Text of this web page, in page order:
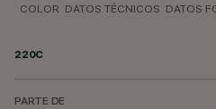
COLOR DATOS TÉCNICOS DATOS
220C
PARTE DE